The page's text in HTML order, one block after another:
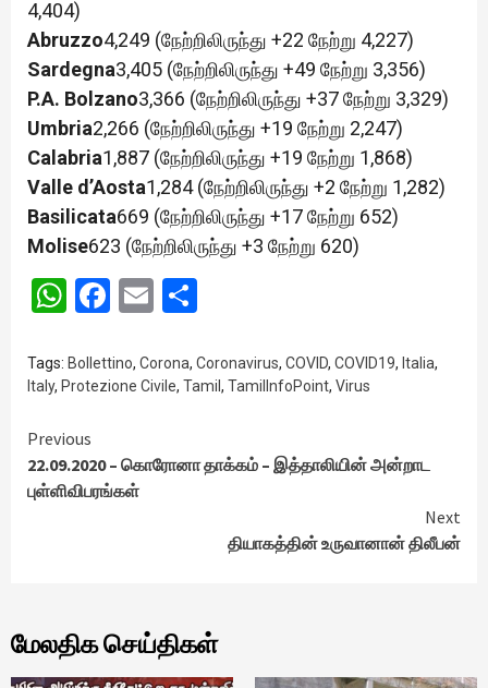
4,404)
Abruzzo4,249 (நேற்றிலிருந்து +22 நேற்று 4,227)
Sardegna3,405 (நேற்றிலிருந்து +49 நேற்று 3,356)
P.A. Bolzano3,366 (நேற்றிலிருந்து +37 நேற்று 3,329)
Umbria2,266 (நேற்றிலிருந்து +19 நேற்று 2,247)
Calabria1,887 (நேற்றிலிருந்து +19 நேற்று 1,868)
Valle d’Aosta1,284 (நேற்றிலிருந்து +2 நேற்று 1,282)
Basilicata669 (நேற்றிலிருந்து +17 நேற்று 652)
Molise623 (நேற்றிலிருந்து +3 நேற்று 620)
WhatsApp
Facebook
Email
Tags: Bollettino, Corona, Coronavirus, COVID, COVID19, Italia,
Italy, Protezione Civile, Tamil , TamilInfoPoint, Virus
Continue
Reading
Previous
22.09.2020 – கொரோனா தாக்கம் – இத்தாலியின் அன்றாட
புள்ளிவிபரங்கள்
Next
தியாகத்தின் உருவானான் திலீபன்
மேலதிக செய்திகள்